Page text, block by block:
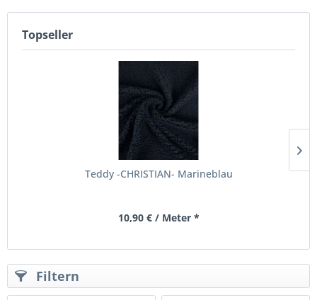
Topseller
Teddy -CHRISTIAN- Marineblau
10,90 € / Meter *
Filtern